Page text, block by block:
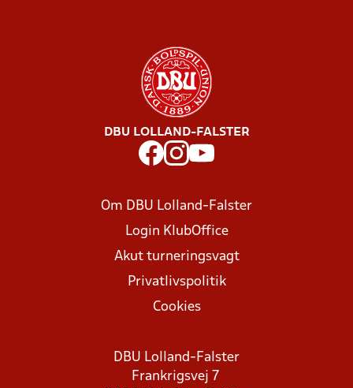
DBU LOLLAND-FALSTER
Om DBU Lolland-Falster
Login KlubOffice
Akut turneringsvagt
Privatlivspolitik
Cookies
DBU Lolland-Falster
Frankrigsvej 7